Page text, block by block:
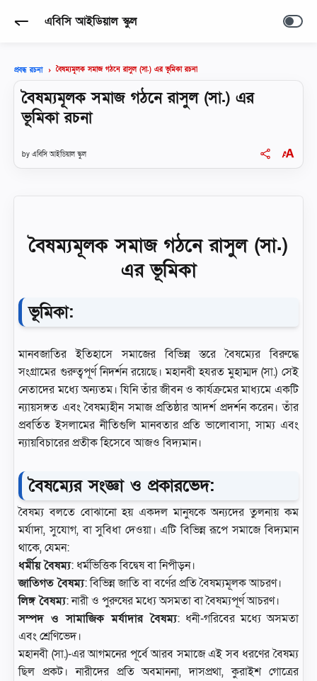
এবিসি আইডিয়াল স্কুল
প্রবন্ধ রচনা বৈষম্যমূলক সমাজ গঠনে রাসুল (সা.) এর ভূমিকা রচনা
বৈষম্যমূলক সমাজ গঠনে রাসুল (সা.) এর
ভূমিকা রচনা
এবিসি আইডিয়াল স্কুল
বৈষম্যমূলক সমাজ গঠনে রাসুল (সা.)
এর ভূমিকা
ভূমিকা:
মানবজাতির ইতিহাসে সমাজের বিভিন্ন স্তরে বৈষম্যের বিরুদ্ধে
সংগ্রামের গুরুত্বপূর্ণ নিদর্শন রয়েছে। মহানবী হযরত মুহাম্মদ (সা.) সেই
নেতাদের মধ্যে অন্যতম। যিনি তাঁর জীবন ও কার্যক্রমের মাধ্যমে একটি
ন্যায়সঙ্গত এবং বৈষম্যহীন সমাজ প্রতিষ্ঠার আদর্শ প্রদর্শন করেন। তাঁর
প্রবর্তিত ইসলামের নীতিগুলি মানবতার প্রতি ভালোবাসা, সাম্য এবং
ন্যায়বিচারের প্রতীক হিসেবে আজও বিদ্যমান।
বৈষম্যের সংজ্ঞা ও প্রকারভেদ:
বৈষম্য বলতে বোঝানো হয় একদল মানুষকে অন্যদের তুলনায় কম
মর্যাদা, সুযোগ, বা সুবিধা দেওয়া। এটি বিভিন্ন রূপে সমাজে বিদ্যমান
থাকে, যেমন:
ধর্মীয় বৈষম্য: ধর্মভিত্তিক বিদ্বেষ বা নিপীড়ন।
জাতিগত বৈষম্য: বিভিন্ন জাতি বা বর্ণের প্রতি বৈষম্যমূলক আচরণ।
লিঙ্গ বৈষম্য: নারী ও পুরুষের মধ্যে অসমতা বা বৈষম্যপূর্ণ আচরণ।
সম্পদ ও সামাজিক মর্যাদার বৈষম্য: ধনী-গরিবের মধ্যে অসমতা
এবং শ্রেণিভেদ।
মহানবী (সা.)-এর আগমনের পূর্বে আরব সমাজে এই সব ধরণের বৈষম্য
ছিল প্রকট। নারীদের প্রতি অবমাননা, দাসপ্রথা, কুরাইশ গোত্রের